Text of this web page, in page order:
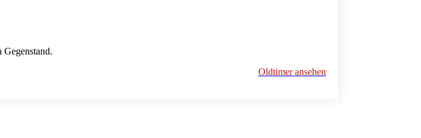
Oldtimer ansehen